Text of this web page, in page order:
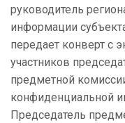
руководитель
информации
передает конверт с
участников
предметной
конфиденциальной
Председатель